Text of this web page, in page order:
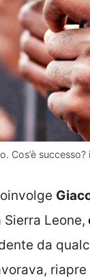
Cos’è
Leone,
da